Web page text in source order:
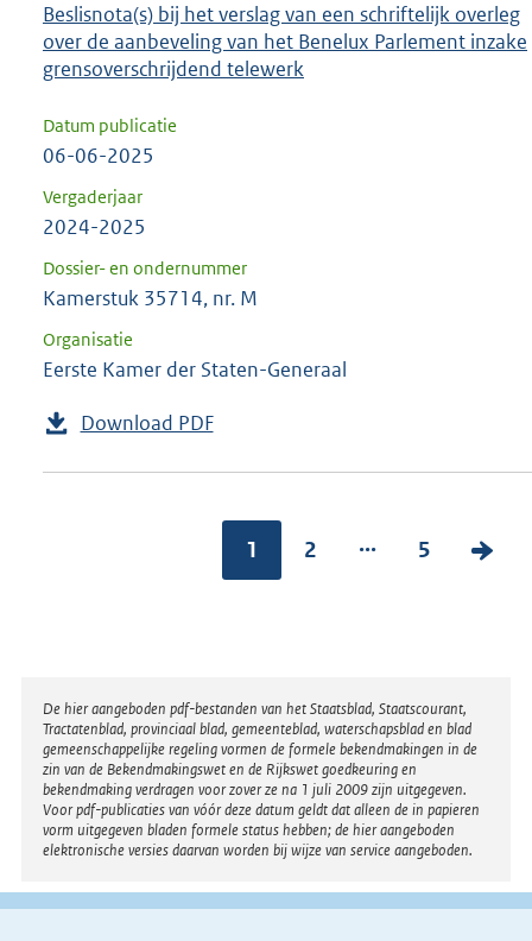
Beslisnota(s) bij het verslag van een schriftelijk overleg
over de aanbeveling van het Benelux Parlement inzake
grensoverschrijdend telewerk
Datum publicatie
06-06-2025
Vergaderjaar
2024-2025
Dossier- en ondernummer
Kamerstuk 35714, nr. M
Organisatie
Eerste Kamer der Staten-Generaal
Download PDF
1 2 ... 5
V
g
Disclaimer
De hier aangeboden pdf-bestanden van het Staatsblad, Staatscourant,
Tractatenblad, provinciaal blad, gemeenteblad, waterschapsblad en blad
gemeenschappelijke regeling vormen de formele bekendmakingen in de
zin van de Bekendmakingswet en de Rijkswet goedkeuring en
bekendmaking verdragen voor zover ze na 1 juli 2009 zijn uitgegeven.
Voor pdf-publicaties van vóór deze datum geldt dat alleen de in papieren
vorm uitgegeven bladen formele status hebben; de hier aangeboden
elektronische versies daarvan worden bij wijze van service aangeboden.